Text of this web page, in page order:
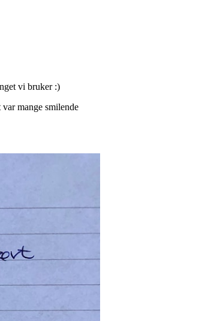
vi bruker :)
mange smilende